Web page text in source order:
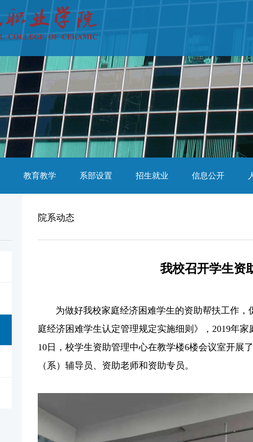
教育教学 系部设置 招生就业 信息公开
院系动态
我校召开学生资
为做好我校家庭经济困难学生的资助帮扶工作，
庭经济困难学生认定管理规定实施细则》，2019年
10日，校学生资助管理中心在教学楼6楼会议室开展
（系）辅导员、资助老师和资助专员。